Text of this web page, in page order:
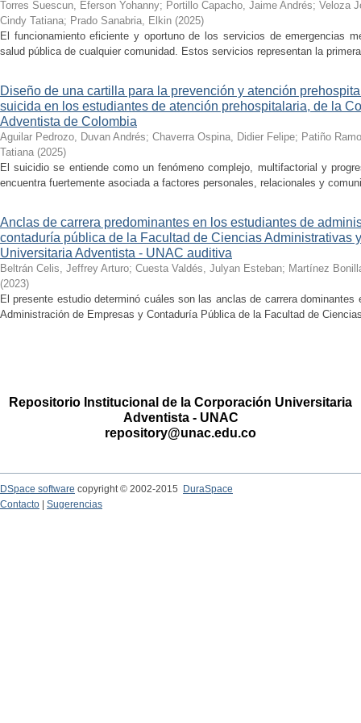
Torres Suescun, Eferson Yohanny; Portillo Capacho, Jaime Andrés; Veloza
Cindy Tatiana; Prado Sanabria, Elkin (2025)
El funcionamiento eficiente y oportuno de los servicios de emergencias
salud pública de cualquier comunidad. Estos servicios representan la
Diseño de una cartilla para la prevención y atención
suicida en los estudiantes de atención prehospitalaria, de la
Adventista de Colombia
Aguilar Pedrozo, Duvan Andrés; Chaverra Ospina, Didier Felipe; Patiño
Tatiana (2025)
El suicidio se entiende como un fenómeno complejo, multifactorial y
encuentra fuertemente asociada a factores personales, relacionales y
Anclas de carrera predominantes en los estudiantes de
contaduría pública de la Facultad de Ciencias Administrativas
Universitaria Adventista - UNAC auditiva
Beltrán Celis, Jeffrey Arturo; Cuesta Valdés, Julyan Esteban; Martínez
(2023)
El presente estudio determinó cuáles son las anclas de carrera
Administración de Empresas y Contaduría Pública de la Facultad de
Repositorio Institucional de la Corporación Universitaria
Adventista - UNAC
repository@unac.edu.co
DSpace software copyright © 2002-2015
DuraSpace
Contacto
Sugerencias